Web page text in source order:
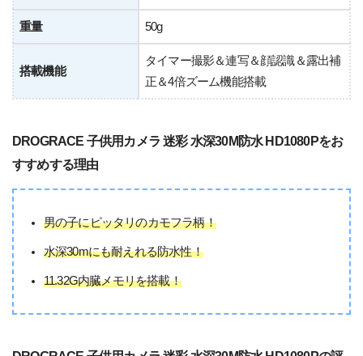
重量 50g
搭載機能
タイマー撮影＆連写＆顔認識＆露出補
正＆4倍ズーム機能搭載
DROGRACE 子供用カメラ 迷彩 水深30M防水 HD1080Pをお
すすめする理由
男の子にピッタリのカモフラ柄！
水深30mにも耐えれる防水性！
11.32G内臓メモリを搭載！